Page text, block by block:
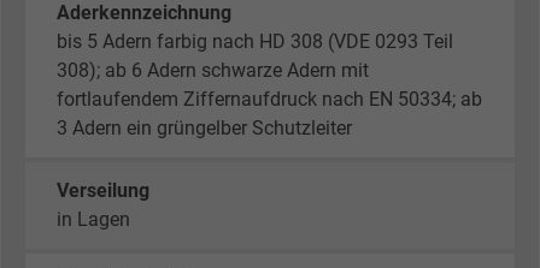
Aderkennzeichnung
bis 5 Adern farbig nach HD 308 (VDE 0293 Teil
308); ab 6 Adern schwarze Adern mit
fortlaufendem Ziffernaufdruck nach EN 50334; ab
3 Adern ein grüngelber Schutzleiter
Verseilung
in Lagen